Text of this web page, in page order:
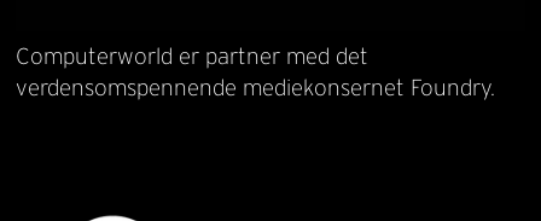
Computerworld er partner med det
verdensomspennende mediekonsernet Foundry.